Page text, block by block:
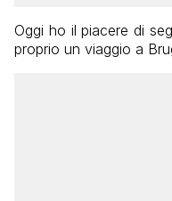
Oggi ho il piacere di
proprio un viaggio a